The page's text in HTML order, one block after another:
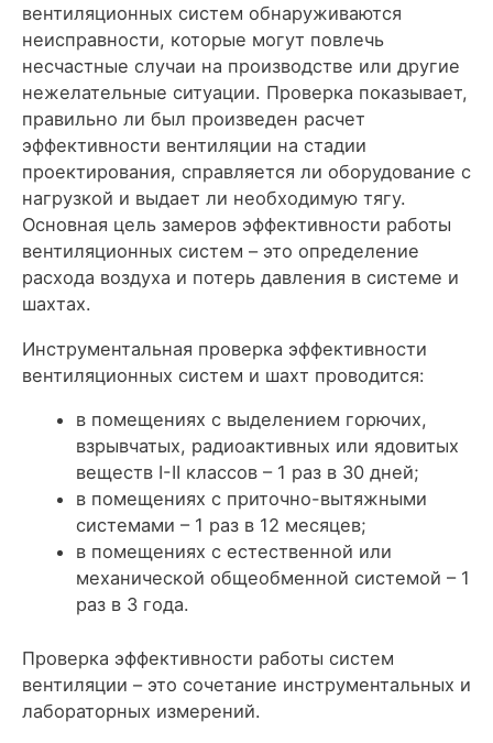
вентиляционных систем обнаруживаются
неисправности, которые могут повлечь
несчастные случаи на производстве или другие
нежелательные ситуации. Проверка показывает,
правильно ли был произведен расчет
эффективности вентиляции на стадии
проектирования, справляется ли оборудование с
нагрузкой и выдает ли необходимую тягу.
Основная цель замеров эффективности работы
вентиляционных систем – это определение
расхода воздуха и потерь давления в системе и
шахтах.
Инструментальная проверка эффективности
вентиляционных систем и шахт проводится:
в помещениях с выделением горючих,
взрывчатых, радиоактивных или ядовитых
веществ I-II классов – 1 раз в 30 дней;
в помещениях с приточно-вытяжными
системами – 1 раз в 12 месяцев;
в помещениях с естественной или
механической общеобменной системой – 1
раз в 3 года.
Проверка эффективности работы систем
вентиляции – это сочетание инструментальных и
лабораторных измерений.